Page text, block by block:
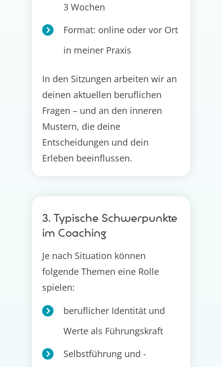
3 Wochen
Format: online oder vor Ort
in meiner Praxis
In den Sitzungen arbeiten wir an
deinen aktuellen beruflichen
Fragen – und an den inneren
Mustern, die deine
Entscheidungen und dein
Erleben beeinflussen.
3. Typische Schwerpunkte
im Coaching
Je nach Situation können
folgende Themen eine Rolle
spielen:
beruflicher Identität und
Werte als Führungskraft
Selbstführung und -